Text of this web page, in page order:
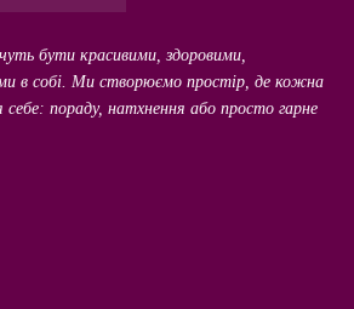
бути красивими, здоровими,
в собі. Ми створюємо простір, де кожна
пораду, натхнення або просто гарне